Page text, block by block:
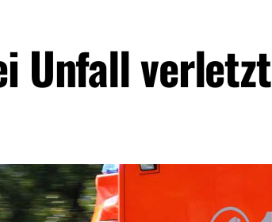
Unfall verletzt